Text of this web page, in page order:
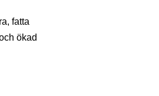
fatta
ökad